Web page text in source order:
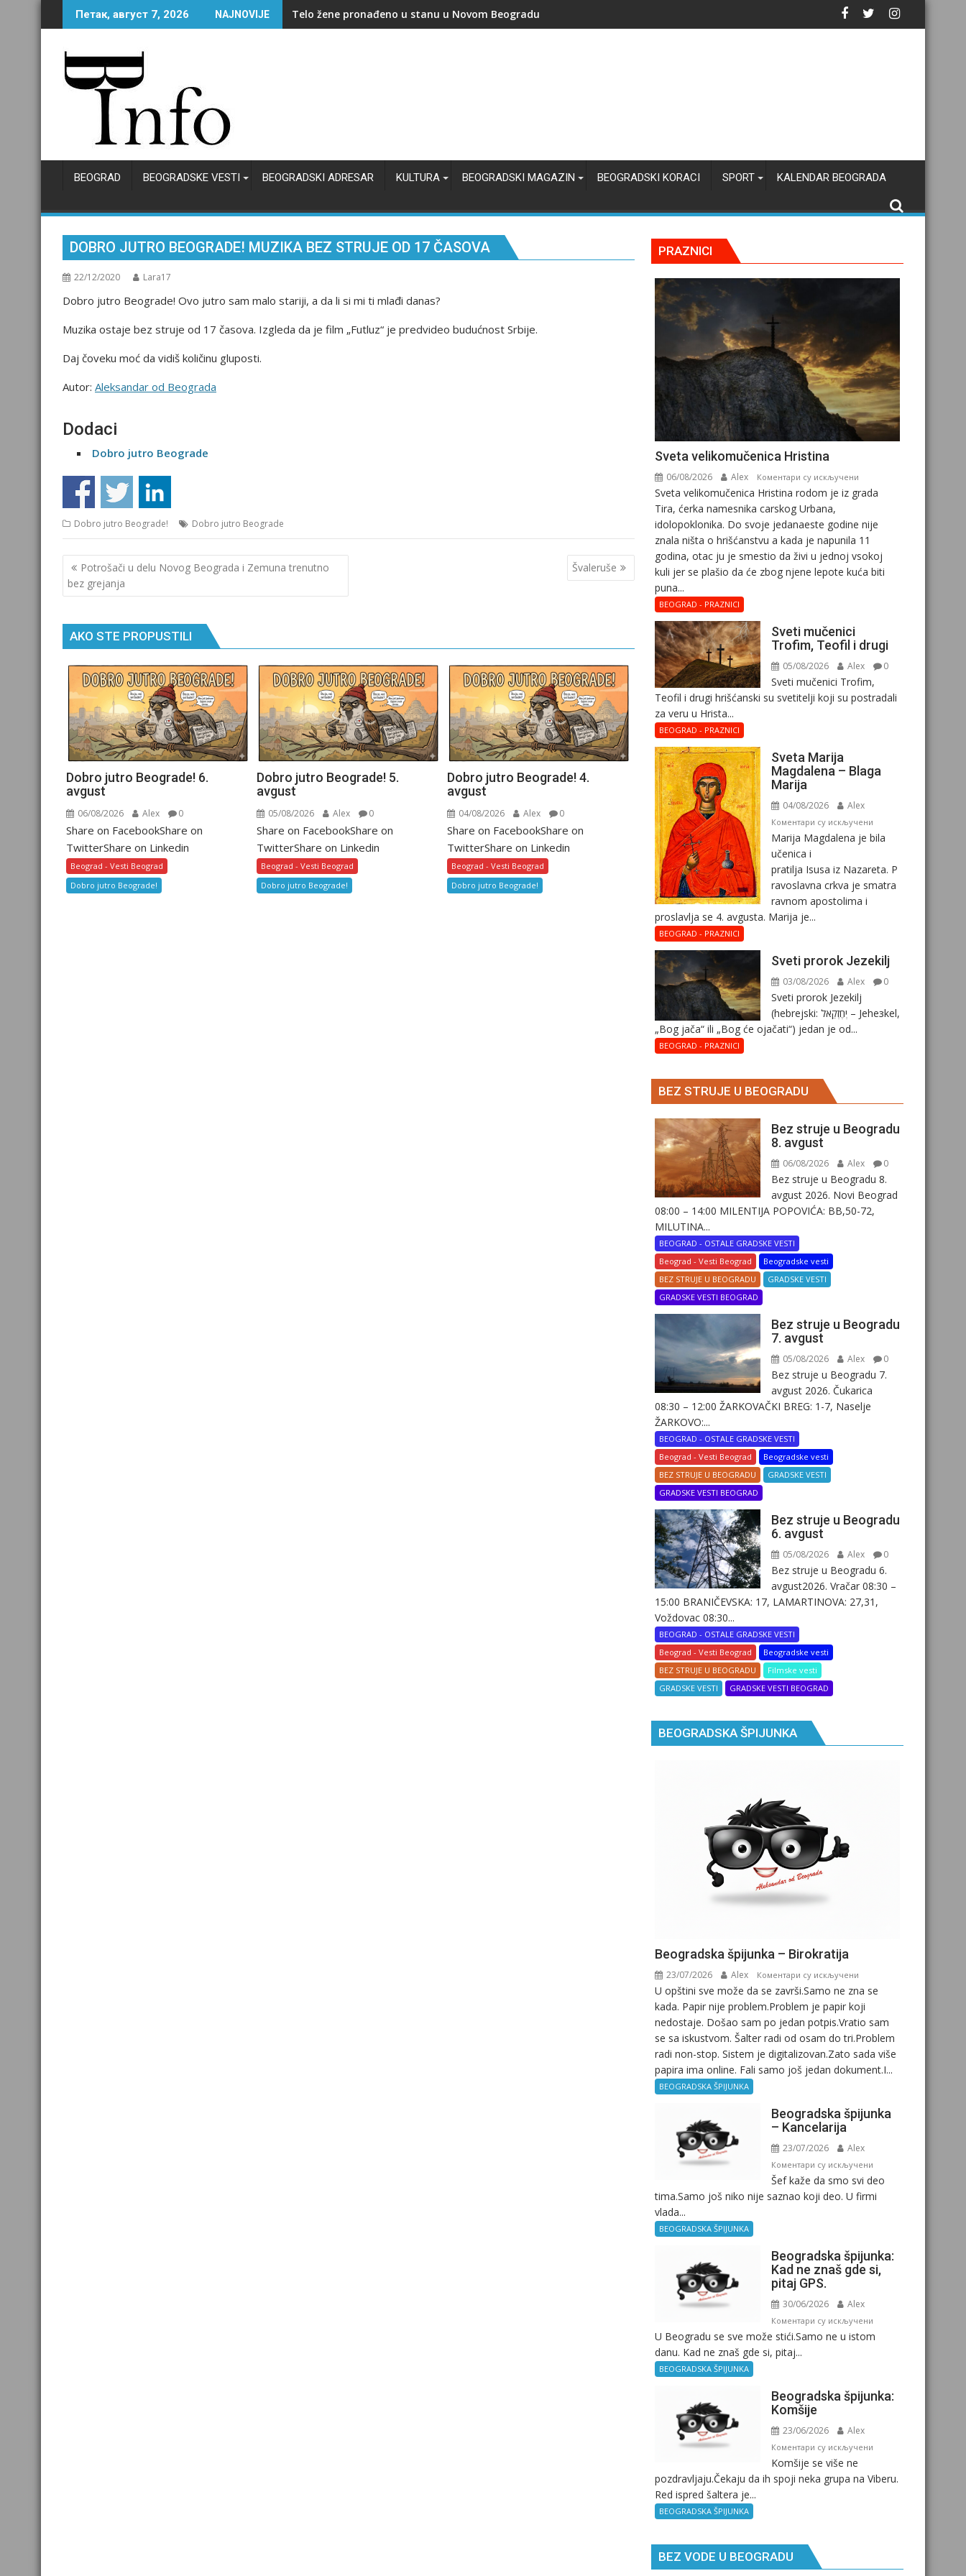
to
Петак, август 7, 2026 NAJNOVIJE Ko je bio Đura Jakšić i zašto je njegova kuća važna za Beograd?
BEOGRAD BEOGRADSKE VESTI BEOGRADSKI ADRESAR KULTURA BEOGRADSKI MAGAZIN BEOGRADSKI KORACI SPORT KALENDAR BEOGRADA
DOBRO JUTRO BEOGRADE! MUZIKA BEZ STRUJE OD 17 ČASOVA
22/12/2020 Lara17
Dobro jutro Beograde! Ovo jutro sam malo stariji, a da li si mi ti mlađi danas?
Muzika ostaje bez struje od 17 časova. Izgleda da je film „Futluz“ je predvideo budućnost Srbije.
Daj čoveku moć da vidiš količinu gluposti.
Autor: Aleksandar od Beograda
Dodaci
Dobro jutro Beograde
Dobro jutro Beograde! Dobro jutro Beograde
Кретање
чланка
Potrošači u delu Novog Beograda i Zemuna trenutno
bez grejanja
Švaleruše
AKO STE PROPUSTILI
Dobro jutro Beograde! 6.
avgust
06/08/2026 Alex 0
Share on FacebookShare on
TwitterShare on Linkedin
Beograd - Vesti Beograd
Dobro jutro Beograde!
Dobro jutro Beograde! 5.
avgust
05/08/2026 Alex 0
Share on FacebookShare on
TwitterShare on Linkedin
Beograd - Vesti Beograd
Dobro jutro Beograde!
Dobro jutro Beograde! 4.
avgust
04/08/2026 Alex 0
Share on FacebookShare on
TwitterShare on Linkedin
Beograd - Vesti Beograd
Dobro jutro Beograde!
PRAZNICI
Svеta vеlikоmučеnica Hristina
06/08/2026 Alex Коментари су искључени
Svеta
Hristina
Svеta vеlikоmučеnica Hristina rodom je iz grada
Tira, ćerka namesnika carskog Urbana,
idolopoklonika. Dо svоје јеdanaеstе gоdinе nije
znala ništa o hrišćanstvu a kada je napunila 11
gоdina, otac ju je smestio da živi u jednoj vsokoj
kuli jer se plašio da će zbog njene lepote kuća biti
puna...
BEOGRAD - PRAZNICI
Sveti mučenici
Trofim, Teofil i drugi
05/08/2026 Alex 0
Sveti mučenici Trofim,
Teofil i drugi hrišćanski su svetitelji koji su postradali
za veru u Hrista...
BEOGRAD - PRAZNICI
Sveta Marija
Magdalena – Blaga
Marija
04/08/2026 Alex
Коментари су искљученина
Sveta
Magdalena
–
Marija Magdalena je bila
učenica i
pratilja Isusa iz Nazareta. P
ravoslavna crkva je smatra
ravnom apostolima i
proslavlja se 4. avgusta. Marija je...
BEOGRAD - PRAZNICI
Sveti prorok Jezekilj
03/08/2026 Alex 0
Sveti prorok Jezekilj
(hebrejski: יְחֶזְקֵאל – Jehезkel,
„Bog jača“ ili „Bog će ojačati“) jedan je od...
BEOGRAD - PRAZNICI
BEZ STRUJE U BEOGRADU
Bez struje u Beogradu
8. avgust
06/08/2026 Alex 0
Bez struje u Beogradu 8.
avgust 2026. Novi Beograd
08:00 – 14:00 MILENTIJA POPOVIĆA: BB,50-72,
MILUTINA...
BEOGRAD - OSTALE GRADSKE VESTI
Beograd - Vesti Beograd
Beogradske vesti
BEZ STRUJE U BEOGRADU
GRADSKE VESTI
GRADSKE VESTI BEOGRAD
Bez struje u Beogradu
7. avgust
05/08/2026 Alex 0
Bez struje u Beogradu 7.
avgust 2026. Čukarica
08:30 – 12:00 ŽARKOVAČKI BREG: 1-7, Naselje
ŽARKOVO:...
BEOGRAD - OSTALE GRADSKE VESTI
Beograd - Vesti Beograd
Beogradske vesti
BEZ STRUJE U BEOGRADU
GRADSKE VESTI
GRADSKE VESTI BEOGRAD
Bez struje u Beogradu
6. avgust
05/08/2026 Alex 0
Bez struje u Beogradu 6.
avgust2026. Vračar 08:30 –
15:00 BRANIČEVSKA: 17, LAMARTINOVA: 27,31,
Voždovac 08:30...
BEOGRAD - OSTALE GRADSKE VESTI
Beograd - Vesti Beograd
Beogradske vesti
BEZ STRUJE U BEOGRADU
Filmske vesti
GRADSKE VESTI
GRADSKE VESTI BEOGRAD
BEOGRADSKA ŠPIJUNKA
Beogradska špijunka – Birokratija
23/07/2026 Alex Коментари су искључени
Beogradska
špijunka
–
Birokratija
U opštini sve može da se završi.Samo ne zna se
kada. Papir nije problem.Problem je papir koji
nedostaje. Došao sam po jedan potpis.Vratio sam
se sa iskustvom. Šalter radi od osam do tri.Problem
radi non-stop. Sistem je digitalizovan.Zato sada više
papira ima online. Fali samo još jedan dokument.I...
BEOGRADSKA ŠPIJUNKA
Beogradska špijunka
– Kancelarija
23/07/2026 Alex
Коментари су искљученина
Beogradska
špijunka
Šef kaže da smo svi deo
tima.Samo još niko nije saznao koji deo. U firmi
vlada...
BEOGRADSKA ŠPIJUNKA
Beogradska špijunka:
Kad ne znaš gde si,
pitaj GPS.
30/06/2026 Alex
Коментари су искљученина
Beogradska
znaš
pitaj
U Beogradu se sve može stići.Samo ne u istom
danu. Kad ne znaš gde si, pitaj...
BEOGRADSKA ŠPIJUNKA
Beogradska špijunka:
Komšije
23/06/2026 Alex
Коментари су искљученина
špijunka:
Komšije se više ne
pozdravljaju.Čekaju da ih spoji neka grupa na Viberu.
Red ispred šaltera je...
BEOGRADSKA ŠPIJUNKA
BEZ VODE U BEOGRADU